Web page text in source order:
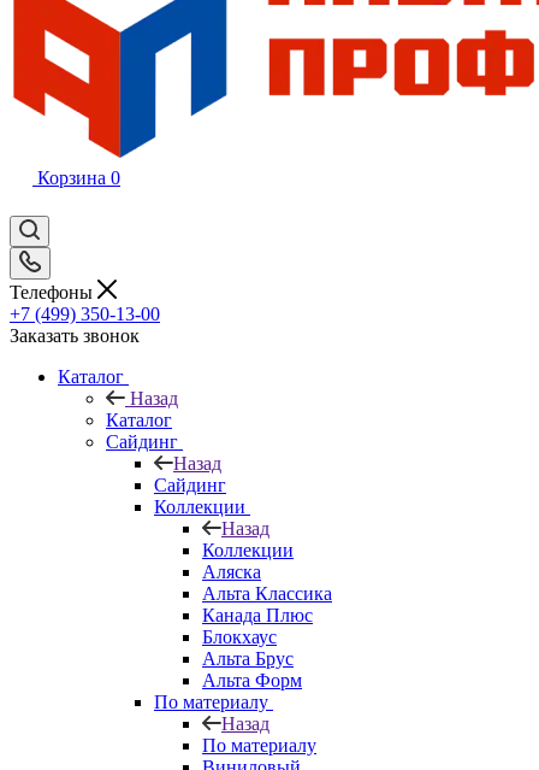
Корзина 0
Телефоны
+7 (499) 350-13-00
Заказать звонок
Каталог
Назад
Каталог
Сайдинг
Назад
Сайдинг
Коллекции
Назад
Коллекции
Аляска
Альта Классика
Канада Плюс
Блокхаус
Альта Брус
Альта Форм
По материалу
Назад
По материалу